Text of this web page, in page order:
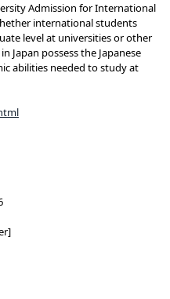
Admission for International
international students
level at universities or other
Japan possess the Japanese
abilities needed to study at